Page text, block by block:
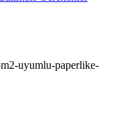
uyumlu-paperlike-